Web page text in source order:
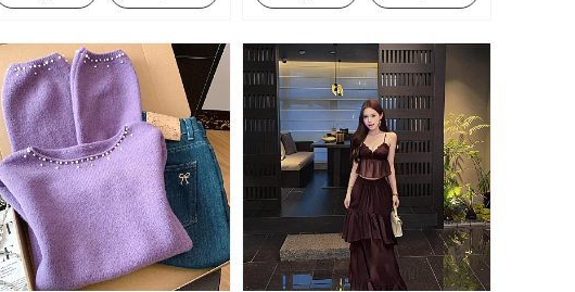
Sentido Colete de suspensórios Estilo
Top Blusa chiffon